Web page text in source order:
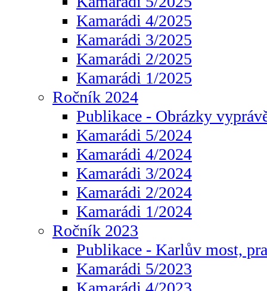
Kamarádi 4/2025
Kamarádi 3/2025
Kamarádi 2/2025
Kamarádi 1/2025
Ročník 2024
Publikace - Obrázky
Kamarádi 5/2024
Kamarádi 4/2024
Kamarádi 3/2024
Kamarádi 2/2024
Kamarádi 1/2024
Ročník 2023
Publikace - Karlův most,
Kamarádi 5/2023